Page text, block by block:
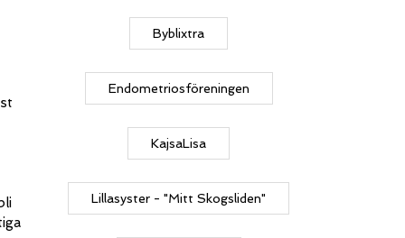
Byblixtra
Endometriosföreningen
KajsaLisa
Lillasyster - "Mitt Skogsliden"